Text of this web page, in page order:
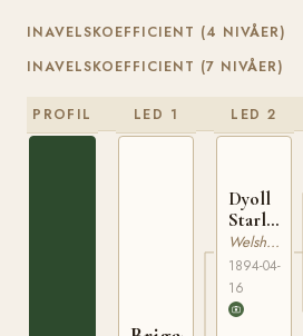
INAVELSKOEFFICIENT (4 NIVÅER)
INAVELSKOEFFICIENT (7 NIVÅER)
PROFIL LED 1 LED 2
Dyoll
Starlight
WSB 4
Welsh Mountain
1894-04-
16